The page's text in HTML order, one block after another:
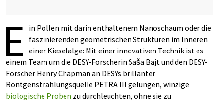
E
in Pollen mit darin enthaltenem Nanoschaum oder die
faszinierenden geometrischen Strukturen im Inneren
einer Kieselalge: Mit einer innovativen Technik ist es
einem Team um die DESY-Forscherin Saša Bajt und den DESY-
Forscher Henry Chapman an DESYs brillanter
Röntgenstrahlungsquelle PETRA III gelungen, winzige
biologische Proben zu durchleuchten, ohne sie zu